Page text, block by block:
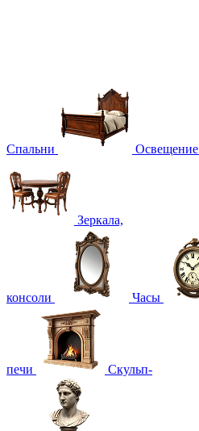
Спальни Освещение
Зеркала,
консоли Часы
печи Скульп-